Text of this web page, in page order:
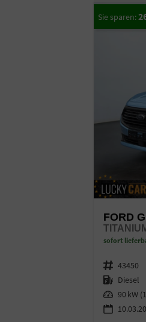
FORD
sofort
Fahrzeugnr. 43450
Kraftstoff Diesel
Leistung 90 kW